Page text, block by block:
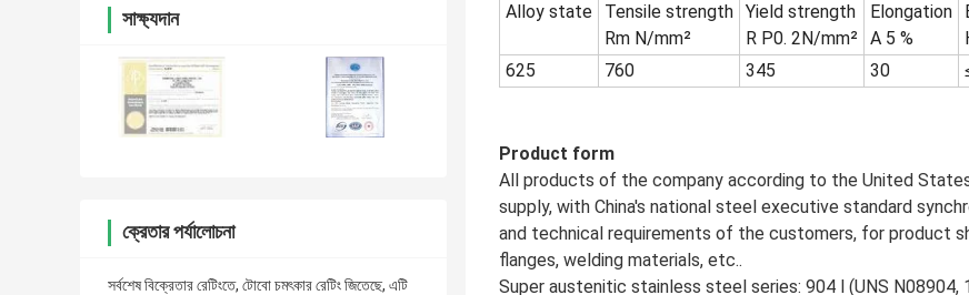
সাক্ষ্যদান
ক্রেতার পর্যালোচনা
সর্বশেষ বিক্রেতার রেটিংতে, টোবো চমৎকার রেটিং জিতেছে, এটি
Alloy state
Tensile strength
Rm N/mm²
Yield strength
R P0. 2N/mm²
Elongation
A 5 %
625
760 345 30
Product form
All products of the company according to the United
supply, with China's national steel executive standard
and technical requirements of the customers, for product
flanges, welding materials, etc..
Super austenitic stainless steel series: 904 l (UNS N08904,